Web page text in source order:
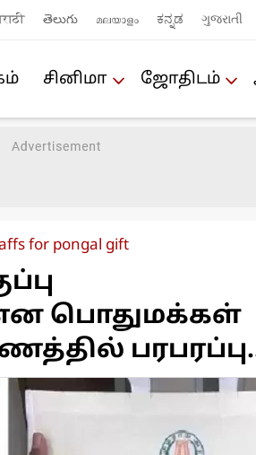
తెలుగు മലയാളം ಕನ್ನಡ ગુજરાતી
சினிமா ஜோ‌திட‌ம்
for pongal gift
பொதுமக்கள்